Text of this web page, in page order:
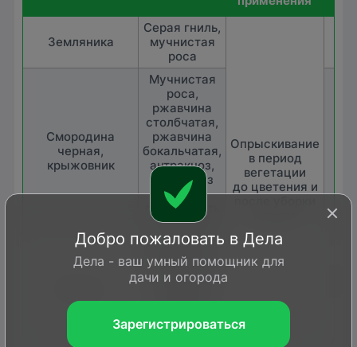
Земляника
Серая гниль,
мучнистая
роса
Опрыскивание
в период
вегетации
до цветения и
Смородина
черная,
крыжовник
Мучнистая
роса,
ржавчина
столбчатая,
ржавчина
бокальчатая,
антракноз,
септориоз
(белая
пятнистость
листьев)
Пурпуровая
пятнистость,
антракноз,
септориоз
листьев,
листьев
Добро пожаловать в Дела
Дела - ваш умный помощник для
дачи и огорода
Зарегистрироваться